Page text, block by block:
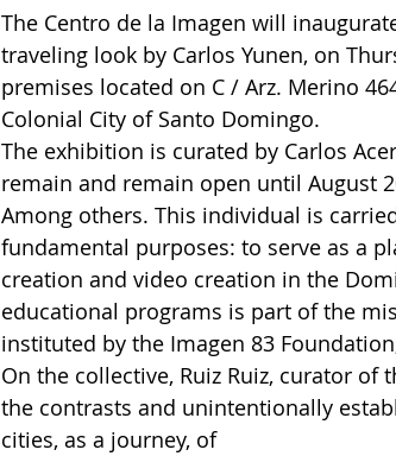
The Centro de la Imagen will
traveling look by Carlos Yunen, on
premises located on C / Arz. Merino
Colonial City of Santo Domingo.
The exhibition is curated by Carlos
remain and remain open until August
Among others. This individual is
fundamental purposes: to serve as a
creation and video creation in the
educational programs is part of the
instituted by the Imagen 83
On the collective, Ruiz Ruiz, curator of
the contrasts and unintentionally
cities, as a journey, of